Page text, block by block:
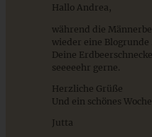
Hallo Andrea,
während die
wieder eine Blogrunde
Deine
seeeeehr gerne.
Herzliche Grüße
Und ein schönes
Jutta